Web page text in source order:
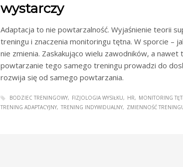
wystarczy
Adaptacja to nie powtarzalność. Wyjaśnienie teorii
treningu i znaczenia monitoringu tętna. W sporcie –
nie zmienia. Zaskakująco wielu zawodników, a
powtarzanie tego samego treningu prowadzi do
rozwija się od samego powtarzania.
BODZIEC TRENINGOWY FIZJOLOGIA WYSIŁKU HR MONITORING
TRENING ADAPTACYJNY TRENING INDYWIDUALNY ZMIENNOŚĆ